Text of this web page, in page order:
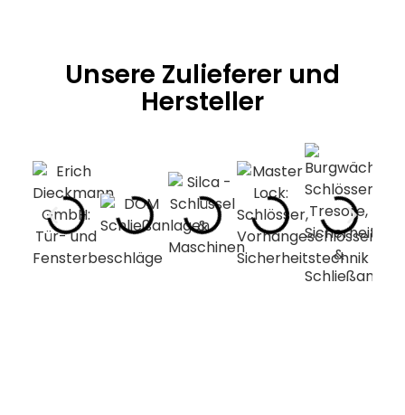
Unsere Zulieferer und
Hersteller